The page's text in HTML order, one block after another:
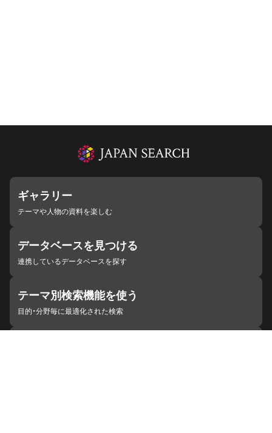
ギャラリー
テーマや人物の資料を楽しむ
データベースを見つける
連携しているデータベースを探す
テーマ別検索機能を使う
目的・分野毎に最適化された検索